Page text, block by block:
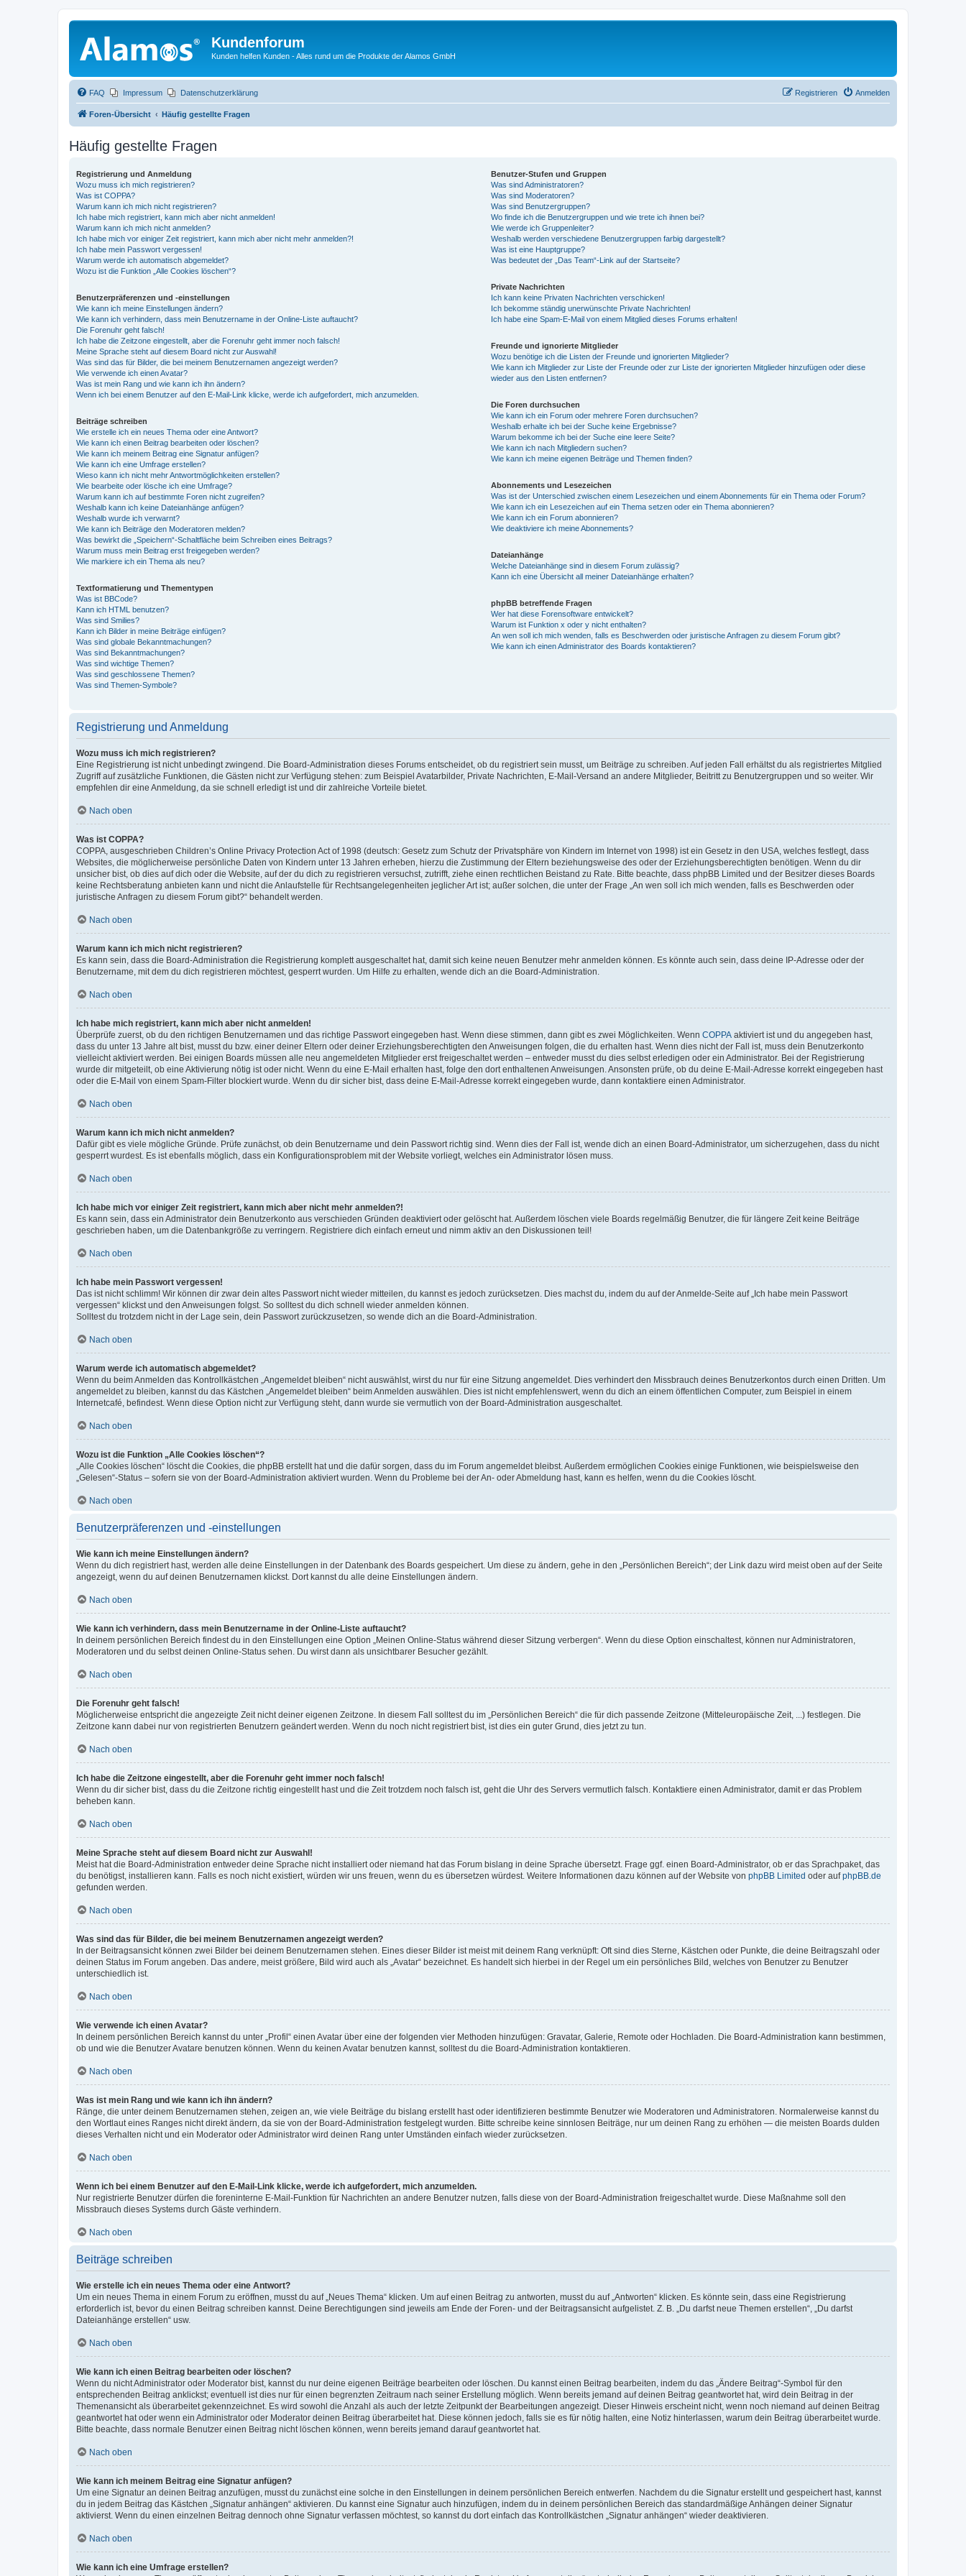
Kundenforum
Kunden helfen Kunden - Alles rund um die Produkte der Alamos GmbH
FAQ Impressum Datenschutzerklärung Anmelden
Registrieren
Foren-Übersicht Häufig gestellte Fragen
Häufig gestellte Fragen
Registrierung und Anmeldung
Wozu muss ich mich registrieren?
Was ist COPPA?
Warum kann ich mich nicht registrieren?
Ich habe mich registriert, kann mich aber nicht anmelden!
Warum kann ich mich nicht anmelden?
Ich habe mich vor einiger Zeit registriert, kann mich aber nicht mehr anmelden?!
Ich habe mein Passwort vergessen!
Warum werde ich automatisch abgemeldet?
Wozu ist die Funktion „Alle Cookies löschen“?
Benutzerpräferenzen und -einstellungen
Wie kann ich meine Einstellungen ändern?
Wie kann ich verhindern, dass mein Benutzername in der Online-Liste auftaucht?
Die Forenuhr geht falsch!
Ich habe die Zeitzone eingestellt, aber die Forenuhr geht immer noch falsch!
Meine Sprache steht auf diesem Board nicht zur Auswahl!
Was sind das für Bilder, die bei meinem Benutzernamen angezeigt werden?
Wie verwende ich einen Avatar?
Was ist mein Rang und wie kann ich ihn ändern?
Wenn ich bei einem Benutzer auf den E-Mail-Link klicke, werde ich aufgefordert, mich anzumelden.
Beiträge schreiben
Wie erstelle ich ein neues Thema oder eine Antwort?
Wie kann ich einen Beitrag bearbeiten oder löschen?
Wie kann ich meinem Beitrag eine Signatur anfügen?
Wie kann ich eine Umfrage erstellen?
Wieso kann ich nicht mehr Antwortmöglichkeiten erstellen?
Wie bearbeite oder lösche ich eine Umfrage?
Warum kann ich auf bestimmte Foren nicht zugreifen?
Weshalb kann ich keine Dateianhänge anfügen?
Weshalb wurde ich verwarnt?
Wie kann ich Beiträge den Moderatoren melden?
Was bewirkt die „Speichern“-Schaltfläche beim Schreiben eines Beitrags?
Warum muss mein Beitrag erst freigegeben werden?
Wie markiere ich ein Thema als neu?
Textformatierung und Thementypen
Was ist BBCode?
Kann ich HTML benutzen?
Was sind Smilies?
Kann ich Bilder in meine Beiträge einfügen?
Was sind globale Bekanntmachungen?
Was sind Bekanntmachungen?
Was sind wichtige Themen?
Was sind geschlossene Themen?
Was sind Themen-Symbole?
Benutzer-Stufen und Gruppen
Was sind Administratoren?
Was sind Moderatoren?
Was sind Benutzergruppen?
Wo finde ich die Benutzergruppen und wie trete ich ihnen bei?
Wie werde ich Gruppenleiter?
Weshalb werden verschiedene Benutzergruppen farbig dargestellt?
Was ist eine Hauptgruppe?
Was bedeutet der „Das Team“-Link auf der Startseite?
Private Nachrichten
Ich kann keine Privaten Nachrichten verschicken!
Ich bekomme ständig unerwünschte Private Nachrichten!
Ich habe eine Spam-E-Mail von einem Mitglied dieses Forums erhalten!
Freunde und ignorierte Mitglieder
Wozu benötige ich die Listen der Freunde und ignorierten Mitglieder?
Wie kann ich Mitglieder zur Liste der Freunde oder zur Liste der ignorierten Mitglieder hinzufügen oder diese
wieder aus den Listen entfernen?
Die Foren durchsuchen
Wie kann ich ein Forum oder mehrere Foren durchsuchen?
Weshalb erhalte ich bei der Suche keine Ergebnisse?
Warum bekomme ich bei der Suche eine leere Seite?
Wie kann ich nach Mitgliedern suchen?
Wie kann ich meine eigenen Beiträge und Themen finden?
Abonnements und Lesezeichen
Was ist der Unterschied zwischen einem Lesezeichen und einem Abonnements für ein Thema oder Forum?
Wie kann ich ein Lesezeichen auf ein Thema setzen oder ein Thema abonnieren?
Wie kann ich ein Forum abonnieren?
Wie deaktiviere ich meine Abonnements?
Dateianhänge
Welche Dateianhänge sind in diesem Forum zulässig?
Kann ich eine Übersicht all meiner Dateianhänge erhalten?
phpBB betreffende Fragen
Wer hat diese Forensoftware entwickelt?
Warum ist Funktion x oder y nicht enthalten?
An wen soll ich mich wenden, falls es Beschwerden oder juristische Anfragen zu diesem Forum gibt?
Wie kann ich einen Administrator des Boards kontaktieren?
Registrierung und Anmeldung
Wozu muss ich mich registrieren?
Eine Registrierung ist nicht unbedingt zwingend. Die Board-Administration dieses Forums entscheidet, ob du registriert sein musst, um Beiträge zu schreiben. Auf jeden Fall erhältst du als registriertes Mitglied
Zugriff auf zusätzliche Funktionen, die Gästen nicht zur Verfügung stehen: zum Beispiel Avatarbilder, Private Nachrichten, E-Mail-Versand an andere Mitglieder, Beitritt zu Benutzergruppen und so weiter. Wir
empfehlen dir eine Anmeldung, da sie schnell erledigt ist und dir zahlreiche Vorteile bietet.
Nach oben
Was ist COPPA?
COPPA, ausgeschrieben Children’s Online Privacy Protection Act of 1998 (deutsch: Gesetz zum Schutz der Privatsphäre von Kindern im Internet von 1998) ist ein Gesetz in den USA, welches festlegt, dass
Websites, die möglicherweise persönliche Daten von Kindern unter 13 Jahren erheben, hierzu die Zustimmung der Eltern beziehungsweise des oder der Erziehungsberechtigten benötigen. Wenn du dir
unsicher bist, ob dies auf dich oder die Website, auf der du dich zu registrieren versuchst, zutrifft, ziehe einen rechtlichen Beistand zu Rate. Bitte beachte, dass phpBB Limited und der Besitzer dieses Boards
keine Rechtsberatung anbieten kann und nicht die Anlaufstelle für Rechtsangelegenheiten jeglicher Art ist; außer solchen, die unter der Frage „An wen soll ich mich wenden, falls es Beschwerden oder
juristische Anfragen zu diesem Forum gibt?“ behandelt werden.
Nach oben
Warum kann ich mich nicht registrieren?
Es kann sein, dass die Board-Administration die Registrierung komplett ausgeschaltet hat, damit sich keine neuen Benutzer mehr anmelden können. Es könnte auch sein, dass deine IP-Adresse oder der
Benutzername, mit dem du dich registrieren möchtest, gesperrt wurden. Um Hilfe zu erhalten, wende dich an die Board-Administration.
Nach oben
Ich habe mich registriert, kann mich aber nicht anmelden!
Überprüfe zuerst, ob du den richtigen Benutzernamen und das richtige Passwort eingegeben hast. Wenn diese stimmen, dann gibt es zwei Möglichkeiten. Wenn COPPA aktiviert ist und du angegeben hast,
dass du unter 13 Jahre alt bist, musst du bzw. einer deiner Eltern oder deiner Erziehungsberechtigten den Anweisungen folgen, die du erhalten hast. Wenn dies nicht der Fall ist, muss dein Benutzerkonto
vielleicht aktiviert werden. Bei einigen Boards müssen alle neu angemeldeten Mitglieder erst freigeschaltet werden – entweder musst du dies selbst erledigen oder ein Administrator. Bei der Registrierung
wurde dir mitgeteilt, ob eine Aktivierung nötig ist oder nicht. Wenn du eine E-Mail erhalten hast, folge den dort enthaltenen Anweisungen. Ansonsten prüfe, ob du deine E-Mail-Adresse korrekt eingegeben hast
oder die E-Mail von einem Spam-Filter blockiert wurde. Wenn du dir sicher bist, dass deine E-Mail-Adresse korrekt eingegeben wurde, dann kontaktiere einen Administrator.
Nach oben
Warum kann ich mich nicht anmelden?
Dafür gibt es viele mögliche Gründe. Prüfe zunächst, ob dein Benutzername und dein Passwort richtig sind. Wenn dies der Fall ist, wende dich an einen Board-Administrator, um sicherzugehen, dass du nicht
gesperrt wurdest. Es ist ebenfalls möglich, dass ein Konfigurationsproblem mit der Website vorliegt, welches ein Administrator lösen muss.
Nach oben
Ich habe mich vor einiger Zeit registriert, kann mich aber nicht mehr anmelden?!
Es kann sein, dass ein Administrator dein Benutzerkonto aus verschieden Gründen deaktiviert oder gelöscht hat. Außerdem löschen viele Boards regelmäßig Benutzer, die für längere Zeit keine Beiträge
geschrieben haben, um die Datenbankgröße zu verringern. Registriere dich einfach erneut und nimm aktiv an den Diskussionen teil!
Nach oben
Ich habe mein Passwort vergessen!
Das ist nicht schlimm! Wir können dir zwar dein altes Passwort nicht wieder mitteilen, du kannst es jedoch zurücksetzen. Dies machst du, indem du auf der Anmelde-Seite auf „Ich habe mein Passwort
vergessen“ klickst und den Anweisungen folgst. So solltest du dich schnell wieder anmelden können.
Solltest du trotzdem nicht in der Lage sein, dein Passwort zurückzusetzen, so wende dich an die Board-Administration.
Nach oben
Warum werde ich automatisch abgemeldet?
Wenn du beim Anmelden das Kontrollkästchen „Angemeldet bleiben“ nicht auswählst, wirst du nur für eine Sitzung angemeldet. Dies verhindert den Missbrauch deines Benutzerkontos durch einen Dritten. Um
angemeldet zu bleiben, kannst du das Kästchen „Angemeldet bleiben“ beim Anmelden auswählen. Dies ist nicht empfehlenswert, wenn du dich an einem öffentlichen Computer, zum Beispiel in einem
Internetcafé, befindest. Wenn diese Option nicht zur Verfügung steht, dann wurde sie vermutlich von der Board-Administration ausgeschaltet.
Nach oben
Wozu ist die Funktion „Alle Cookies löschen“?
„Alle Cookies löschen“ löscht die Cookies, die phpBB erstellt hat und die dafür sorgen, dass du im Forum angemeldet bleibst. Außerdem ermöglichen Cookies einige Funktionen, wie beispielsweise den
„Gelesen“-Status – sofern sie von der Board-Administration aktiviert wurden. Wenn du Probleme bei der An- oder Abmeldung hast, kann es helfen, wenn du die Cookies löscht.
Nach oben
Benutzerpräferenzen und -einstellungen
Wie kann ich meine Einstellungen ändern?
Wenn du dich registriert hast, werden alle deine Einstellungen in der Datenbank des Boards gespeichert. Um diese zu ändern, gehe in den „Persönlichen Bereich“; der Link dazu wird meist oben auf der Seite
angezeigt, wenn du auf deinen Benutzernamen klickst. Dort kannst du alle deine Einstellungen ändern.
Nach oben
Wie kann ich verhindern, dass mein Benutzername in der Online-Liste auftaucht?
In deinem persönlichen Bereich findest du in den Einstellungen eine Option „Meinen Online-Status während dieser Sitzung verbergen“. Wenn du diese Option einschaltest, können nur Administratoren,
Moderatoren und du selbst deinen Online-Status sehen. Du wirst dann als unsichtbarer Besucher gezählt.
Nach oben
Die Forenuhr geht falsch!
Möglicherweise entspricht die angezeigte Zeit nicht deiner eigenen Zeitzone. In diesem Fall solltest du im „Persönlichen Bereich“ die für dich passende Zeitzone (Mitteleuropäische Zeit, ...) festlegen. Die
Zeitzone kann dabei nur von registrierten Benutzern geändert werden. Wenn du noch nicht registriert bist, ist dies ein guter Grund, dies jetzt zu tun.
Nach oben
Ich habe die Zeitzone eingestellt, aber die Forenuhr geht immer noch falsch!
Wenn du dir sicher bist, dass du die Zeitzone richtig eingestellt hast und die Zeit trotzdem noch falsch ist, geht die Uhr des Servers vermutlich falsch. Kontaktiere einen Administrator, damit er das Problem
beheben kann.
Nach oben
Meine Sprache steht auf diesem Board nicht zur Auswahl!
Meist hat die Board-Administration entweder deine Sprache nicht installiert oder niemand hat das Forum bislang in deine Sprache übersetzt. Frage ggf. einen Board-Administrator, ob er das Sprachpaket, das
du benötigst, installieren kann. Falls es noch nicht existiert, würden wir uns freuen, wenn du es übersetzen würdest. Weitere Informationen dazu können auf der Website von phpBB Limited oder aufphpBB.de
gefunden werden.
Nach oben
Was sind das für Bilder, die bei meinem Benutzernamen angezeigt werden?
In der Beitragsansicht können zwei Bilder bei deinem Benutzernamen stehen. Eines dieser Bilder ist meist mit deinem Rang verknüpft: Oft sind dies Sterne, Kästchen oder Punkte, die deine Beitragszahl oder
deinen Status im Forum angeben. Das andere, meist größere, Bild wird auch als „Avatar“ bezeichnet. Es handelt sich hierbei in der Regel um ein persönliches Bild, welches von Benutzer zu Benutzer
unterschiedlich ist.
Nach oben
Wie verwende ich einen Avatar?
In deinem persönlichen Bereich kannst du unter „Profil“ einen Avatar über eine der folgenden vier Methoden hinzufügen: Gravatar, Galerie, Remote oder Hochladen. Die Board-Administration kann bestimmen,
ob und wie die Benutzer Avatare benutzen können. Wenn du keinen Avatar benutzen kannst, solltest du die Board-Administration kontaktieren.
Nach oben
Was ist mein Rang und wie kann ich ihn ändern?
Ränge, die unter deinem Benutzernamen stehen, zeigen an, wie viele Beiträge du bislang erstellt hast oder identifizieren bestimmte Benutzer wie Moderatoren und Administratoren. Normalerweise kannst du
den Wortlaut eines Ranges nicht direkt ändern, da sie von der Board-Administration festgelegt wurden. Bitte schreibe keine sinnlosen Beiträge, nur um deinen Rang zu erhöhen — die meisten Boards dulden
dieses Verhalten nicht und ein Moderator oder Administrator wird deinen Rang unter Umständen einfach wieder zurücksetzen.
Nach oben
Wenn ich bei einem Benutzer auf den E-Mail-Link klicke, werde ich aufgefordert, mich anzumelden.
Nur registrierte Benutzer dürfen die foreninterne E-Mail-Funktion für Nachrichten an andere Benutzer nutzen, falls diese von der Board-Administration freigeschaltet wurde. Diese Maßnahme soll den
Missbrauch dieses Systems durch Gäste verhindern.
Nach oben
Beiträge schreiben
Wie erstelle ich ein neues Thema oder eine Antwort?
Um ein neues Thema in einem Forum zu eröffnen, musst du auf „Neues Thema“ klicken. Um auf einen Beitrag zu antworten, musst du auf „Antworten“ klicken. Es könnte sein, dass eine Registrierung
erforderlich ist, bevor du einen Beitrag schreiben kannst. Deine Berechtigungen sind jeweils am Ende der Foren- und der Beitragsansicht aufgelistet. Z. B. „Du darfst neue Themen erstellen“, „Du darfst
Dateianhänge erstellen“ usw.
Nach oben
Wie kann ich einen Beitrag bearbeiten oder löschen?
Wenn du nicht Administrator oder Moderator bist, kannst du nur deine eigenen Beiträge bearbeiten oder löschen. Du kannst einen Beitrag bearbeiten, indem du das „Ändere Beitrag“-Symbol für den
entsprechenden Beitrag anklickst; eventuell ist dies nur für einen begrenzten Zeitraum nach seiner Erstellung möglich. Wenn bereits jemand auf deinen Beitrag geantwortet hat, wird dein Beitrag in der
Themenansicht als überarbeitet gekennzeichnet. Es wird sowohl die Anzahl als auch der letzte Zeitpunkt der Bearbeitungen angezeigt. Dieser Hinweis erscheint nicht, wenn noch niemand auf deinen Beitrag
geantwortet hat oder wenn ein Administrator oder Moderator deinen Beitrag überarbeitet hat. Diese können jedoch, falls sie es für nötig halten, eine Notiz hinterlassen, warum dein Beitrag überarbeitet wurde.
Bitte beachte, dass normale Benutzer einen Beitrag nicht löschen können, wenn bereits jemand darauf geantwortet hat.
Nach oben
Wie kann ich meinem Beitrag eine Signatur anfügen?
Um eine Signatur an deinen Beitrag anzufügen, musst du zunächst eine solche in den Einstellungen in deinem persönlichen Bereich entwerfen. Nachdem du die Signatur erstellt und gespeichert hast, kannst
du in jedem Beitrag das Kästchen „Signatur anhängen“ aktivieren. Du kannst eine Signatur auch hinzufügen, indem du in deinem persönlichen Bereich das standardmäßige Anhängen deiner Signatur
aktivierst. Wenn du einen einzelnen Beitrag dennoch ohne Signatur verfassen möchtest, so kannst du dort einfach das Kontrollkästchen „Signatur anhängen“ wieder deaktivieren.
Nach oben
Wie kann ich eine Umfrage erstellen?